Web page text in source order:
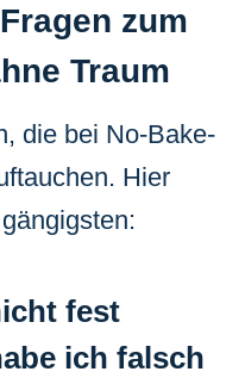
zum
Traum
die bei No-Bake-
Hier
fest
ich falsch